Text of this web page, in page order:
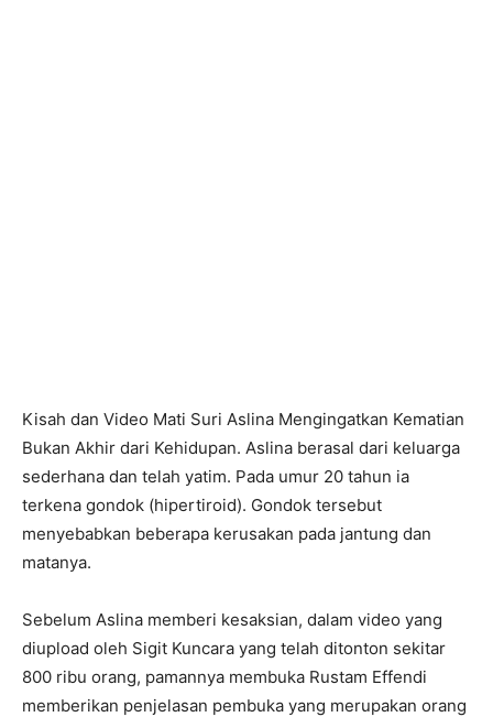
Kisah dan Video Mati Suri Aslina Mengingatkan Kematian
Bukan Akhir dari Kehidupan. Aslina berasal dari keluarga
sederhana dan telah yatim. Pada umur 20 tahun ia
terkena gondok (hipertiroid). Gondok tersebut
menyebabkan beberapa kerusakan pada jantung dan
matanya.
Sebelum Aslina memberi kesaksian, dalam video yang
diupload oleh Sigit Kuncara yang telah ditonton sekitar
800 ribu orang, pamannya membuka Rustam Effendi
memberikan penjelasan pembuka yang merupakan orang